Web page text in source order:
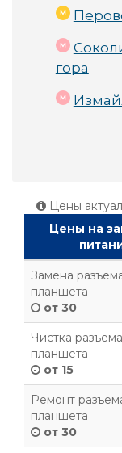
гора
Цены
Цены на
Замена
планшета
от 30
Чистка
планшета
от 15
Ремонт
планшета
от 30